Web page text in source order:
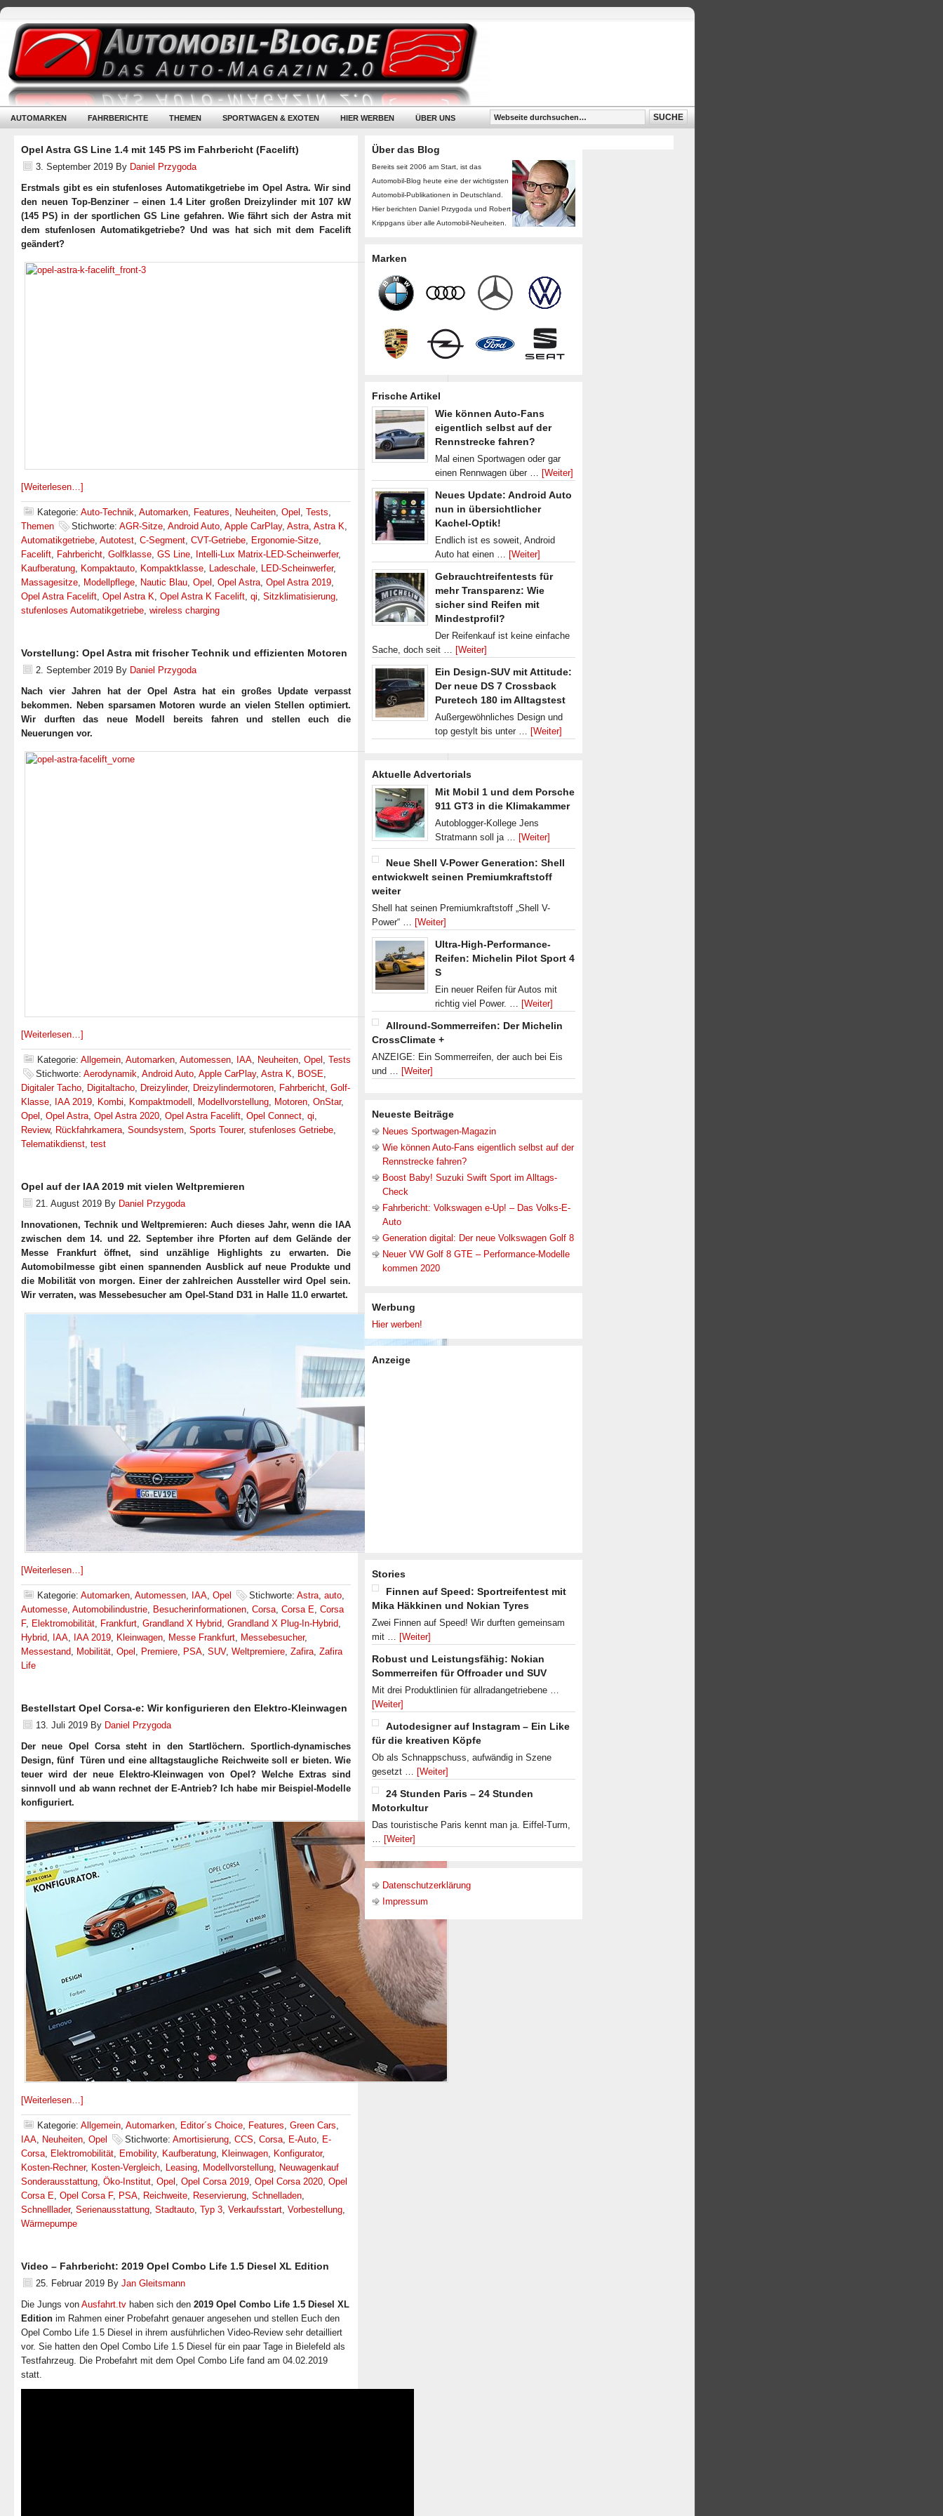
AUTOMARKEN FAHRBERICHTE THEMEN SPORTWAGEN & EXOTEN HIER WERBEN ÜBER UNS
Opel Astra GS Line 1.4 mit 145 PS im Fahrbericht (Facelift)
3. September 2019 By Daniel Przygoda
Erstmals gibt es ein stufenloses Automatikgetriebe im Opel Astra. Wir sind
den neuen Top-Benziner – einen 1.4 Liter großen Dreizylinder mit 107 kW
(145 PS) in der sportlichen GS Line gefahren. Wie fährt sich der Astra mit
dem stufenlosen Automatikgetriebe? Und was hat sich mit dem Facelift
geändert?
[Weiterlesen…]
Kategorie: Auto-Technik, Automarken, Features, Neuheiten, Opel , Tests,
Themen
Stichworte: AGR-Sitze, Android Auto, Apple CarPlay, Astra, Astra K,
Automatikgetriebe, Autotest, C-Segment, CVT-Getriebe, Ergonomie-Sitze,
Facelift, Fahrbericht, Golfklasse, GS Line, Intelli-Lux Matrix-LED-Scheinwerfer,
Kaufberatung, Kompaktauto, Kompaktklasse, Ladeschale, LED-Scheinwerfer,
Massagesitze, Modellpflege, Nautic Blau, Opel , Opel Astra, Opel Astra 2019,
Opel Astra Facelift, Opel Astra K, Opel Astra K Facelift, qi, Sitzklimatisierung,
stufenloses Automatikgetriebe, wireless charging
Vorstellung: Opel Astra mit frischer Technik und effizienten Motoren
2. September 2019 By Daniel Przygoda
Nach vier Jahren hat der Opel Astra hat ein großes Update verpasst
bekommen. Neben sparsamen Motoren wurde an vielen Stellen optimiert.
Wir durften das neue Modell bereits fahren und stellen euch die
Neuerungen vor.
[Weiterlesen…]
Kategorie: Allgemein, Automarken, Automessen, IAA, Neuheiten, Opel , Tests
Stichworte: Aerodynamik, Android Auto, Apple CarPlay, Astra K, BOSE,
Digitaler Tacho, Digitaltacho, Dreizylinder, Dreizylindermotoren, Fahrbericht, Golf-
Klasse, IAA 2019, Kombi, Kompaktmodell , Modellvorstellung, Motoren, OnStar,
Opel , Opel Astra, Opel Astra 2020, Opel Astra Facelift, Opel Connect, qi,
Review, Rückfahrkamera, Soundsystem, Sports Tourer, stufenloses Getriebe,
Telematikdienst, test
Opel auf der IAA 2019 mit vielen Weltpremieren
21. August 2019 By Daniel Przygoda
Innovationen, Technik und Weltpremieren: Auch dieses Jahr, wenn die IAA
zwischen dem 14. und 22. September ihre Pforten auf dem Gelände der
Messe Frankfurt öffnet, sind unzählige Highlights zu erwarten. Die
Automobilmesse gibt einen spannenden Ausblick auf neue Produkte und
die Mobilität von morgen. Einer der zahlreichen Aussteller wird Opel sein.
Wir verraten, was Messebesucher am Opel-Stand D31 in Halle 11.0 erwartet.
[Weiterlesen…]
Kategorie: Automarken, Automessen, IAA, Opel Stichworte: Astra, auto,
Automesse, Automobilindustrie, Besucherinformationen, Corsa, Corsa E, Corsa
F, Elektromobilität, Frankfurt, Grandland X Hybrid, Grandland X Plug-In-Hybrid,
Hybrid, IAA, IAA 2019, Kleinwagen, Messe Frankfurt, Messebesucher,
Messestand, Mobilität, Opel , Premiere, PSA, SUV, Weltpremiere, Zafira, Zafira
Life
Bestellstart Opel Corsa-e: Wir konfigurieren den Elektro-Kleinwagen
13. Juli 2019 By Daniel Przygoda
Der neue Opel Corsa steht in den Startlöchern. Sportlich-dynamisches
Design, fünf Türen und eine alltagstaugliche Reichweite soll er bieten. Wie
teuer wird der neue Elektro-Kleinwagen von Opel? Welche Extras sind
sinnvoll und ab wann rechnet der E-Antrieb? Ich habe mir Beispiel-Modelle
konfiguriert.
[Weiterlesen…]
Kategorie: Allgemein, Automarken, Editor´s Choice, Features, Green Cars,
IAA, Neuheiten, Opel Stichworte: Amortisierung, CCS, Corsa, E-Auto, E-
Corsa, Elektromobilität, Emobility, Kaufberatung, Kleinwagen, Konfigurator,
Kosten-Rechner, Kosten-Vergleich, Leasing, Modellvorstellung, Neuwagenkauf
Sonderausstattung, Öko-Institut, Opel , Opel Corsa 2019, Opel Corsa 2020, Opel
Corsa E, Opel Corsa F, PSA, Reichweite, Reservierung, Schnelladen,
Schnelllader, Serienausstattung, Stadtauto, Typ 3, Verkaufsstart, Vorbestellung,
Wärmepumpe
Video – Fahrbericht: 2019 Opel Combo Life 1.5 Diesel XL Edition
25. Februar 2019 By Jan Gleitsmann
Die Jungs von Ausfahrt.tv haben sich den 2019 Opel Combo Life 1.5 Diesel XL
Edition im Rahmen einer Probefahrt genauer angesehen und stellen Euch den
Opel Combo Life 1.5 Diesel in ihrem ausführlichen Video-Review sehr detailliert
vor. Sie hatten den Opel Combo Life 1.5 Diesel für ein paar Tage in Bielefeld als
Testfahrzeug. Die Probefahrt mit dem Opel Combo Life fand am 04.02.2019
statt.
Über das Blog
Bereits seit 2006 am Start, ist das
Automobil-Blog heute eine der wichtigsten
Automobil-Publikationen in Deutschland.
Hier berichten Daniel Przygoda und Robert
Krippgans über alle Automobil-Neuheiten.
Marken
Frische Artikel
Wie können Auto-Fans
eigentlich selbst auf der
Rennstrecke fahren?
Mal einen Sportwagen oder gar
einen Rennwagen über … [Weiter]
Neues Update: Android Auto
nun in übersichtlicher
Kachel-Optik!
Endlich ist es soweit, Android
Auto hat einen … [Weiter]
Gebrauchtreifentests für
mehr Transparenz: Wie
sicher sind Reifen mit
Mindestprofil?
Der Reifenkauf ist keine einfache
Sache, doch seit … [Weiter]
Ein Design-SUV mit Attitude:
Der neue DS 7 Crossback
Puretech 180 im Alltagstest
Außergewöhnliches Design und
top gestylt bis unter … [Weiter]
Aktuelle Advertorials
Mit Mobil 1 und dem Porsche
911 GT3 in die Klimakammer
Autoblogger-Kollege Jens
Stratmann soll ja … [Weiter]
Neue Shell V-Power Generation: Shell
entwickwelt seinen Premiumkraftstoff
weiter
Shell hat seinen Premiumkraftstoff „Shell V-
Power“ … [Weiter]
Ultra-High-Performance-
Reifen: Michelin Pilot Sport 4
S
Ein neuer Reifen für Autos mit
richtig viel Power. … [Weiter]
Allround-Sommerreifen: Der Michelin
CrossClimate +
ANZEIGE: Ein Sommerreifen, der auch bei Eis
und … [Weiter]
Neueste Beiträge
Neues Sportwagen-Magazin
Wie können Auto-Fans eigentlich selbst auf der
Rennstrecke fahren?
Boost Baby! Suzuki Swift Sport im Alltags-
Check
Fahrbericht: Volkswagen e-Up! – Das Volks-E-
Auto
Generation digital: Der neue Volkswagen Golf 8
Neuer VW Golf 8 GTE – Performance-Modelle
kommen 2020
Werbung
Hier werben!
Anzeige
Stories
Finnen auf Speed: Sportreifentest mit
Mika Häkkinen und Nokian Tyres
Zwei Finnen auf Speed! Wir durften gemeinsam
mit … [Weiter]
Robust und Leistungsfähig: Nokian
Sommerreifen für Offroader und SUV
Mit drei Produktlinien für allradangetriebene …
[Weiter]
Autodesigner auf Instagram – Ein Like
für die kreativen Köpfe
Ob als Schnappschuss, aufwändig in Szene
gesetzt … [Weiter]
24 Stunden Paris – 24 Stunden
Motorkultur
Das touristische Paris kennt man ja. Eiffel-Turm,
… [Weiter]
Datenschutzerklärung
Impressum